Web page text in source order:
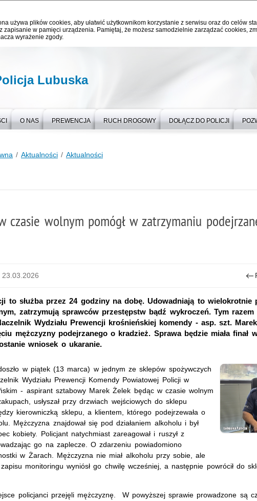
używa plików cookies, aby ułatwić użytkownikom korzystanie z serwisu oraz do celów
zapisanie w pamięci urządzenia. Pamiętaj, że możesz samodzielnie zarządzać cookies,
wyrażenie zgody.
Lubuska
O NAS PREWENCJA RUCH DROGOWY DOŁĄCZ DO POLICJI
Aktualności Aktualności
czasie wolnym pomógł w zatrzymaniu
to służba przez 24 godziny na dobę. Udowadniają to wielokrotnie
zatrzymują sprawców przestępstw bądź wykroczeń. Tym razem
Wydziału Prewencji krośnieńskiej komendy - asp. szt.
mężczyzny podejrzanego o kradzież. Sprawa będzie miała finał
wniosek o ukaranie.
w piątek (13 marca) w jednym ze sklepów spożywczych
Wydziału Prewencji Komendy Powiatowej Policji w
- aspirant sztabowy Marek Żelek będąc w czasie wolnym
usłyszał przy drzwiach wejściowych do sklepu
kierowniczką sklepu, a klientem, którego podejrzewała o
Mężczyzna znajdował się pod działaniem alkoholu i był
kobiety. Policjant natychmiast zareagował i ruszył z
go na zaplecze. O zdarzeniu powiadomiono
w Żarach. Mężczyzna nie miał alkoholu przy sobie, ale
monitoringu wyniósł go chwilę wcześniej, a następnie powrócił do
policjanci przejęli mężczyznę. W powyższej sprawie prowadzone są